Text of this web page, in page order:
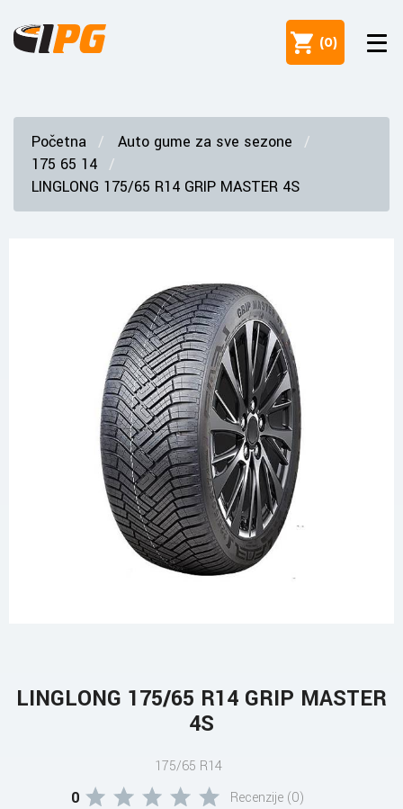
(0)
Početna
Auto gume za sve sezone
175 65 14
LINGLONG 175/65 R14 GRIP MASTER 4S
LINGLONG 175/65 R14 GRIP MASTER
4S
175/65 R14
0 Recenzije (0)